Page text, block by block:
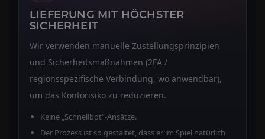
LIEFERUNG MIT HÖCHSTER
SICHERHEIT
Wir verwenden manuelle Zustellungsprinzipien
und Sicherheitsmaßnahmen (2FA /
regionsspezifische Verbindung, wo anwendbar),
um das Kontorisiko zu reduzieren.
Keine „Schnellbot“-Ansätze.
Der Prozess ist so gestaltet, dass er im Spiel natürlich